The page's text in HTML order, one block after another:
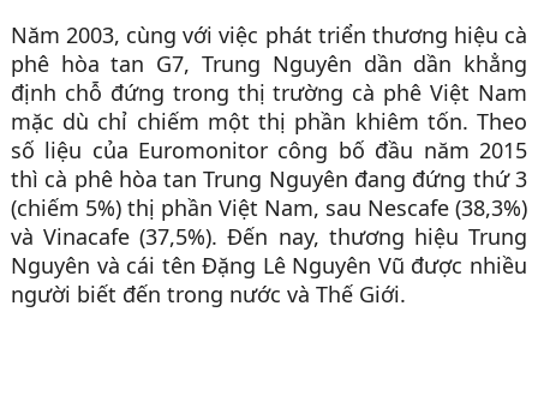
Năm 2003, cùng với việc phát triển thương hiệu cà
phê hòa tan G7, Trung Nguyên dần dần khẳng
định chỗ đứng trong thị trường cà phê Việt Nam
mặc dù chỉ chiếm một thị phần khiêm tốn. Theo
số liệu của Euromonitor công bố đầu năm 2015
thì cà phê hòa tan Trung Nguyên đang đứng thứ 3
(chiếm 5%) thị phần Việt Nam, sau Nescafe (38,3%)
và Vinacafe (37,5%). Đến nay, thương hiệu Trung
Nguyên và cái tên Đặng Lê Nguyên Vũ được nhiều
người biết đến trong nước và Thế Giới.